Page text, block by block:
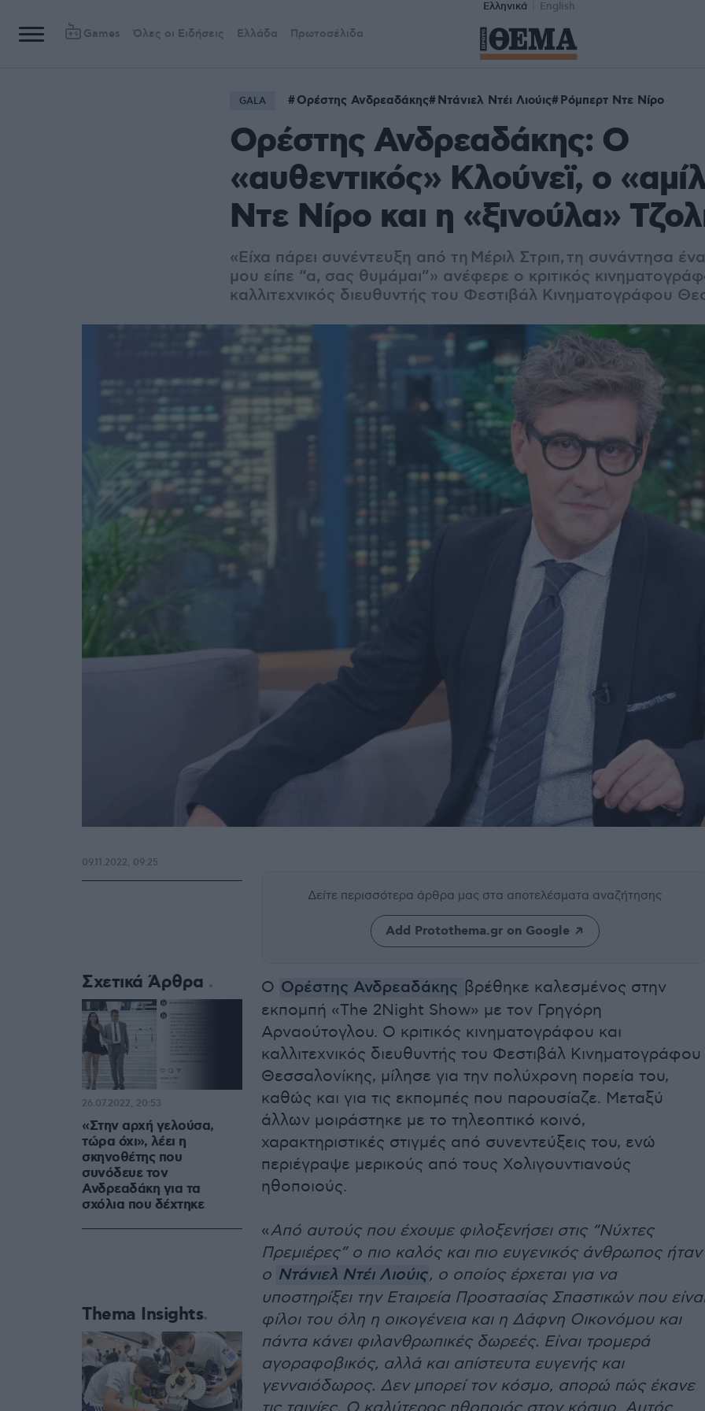
Ελληνικά English
Games Όλες οι Ειδήσεις Ελλάδα Πρωτοσέλιδα
GALA Ορέστης Ανδρεαδάκης Ντάνιελ Ντέι Λιούις Ρόμπερτ Ντε Νίρο
Ορέστης Ανδρεαδάκης: Ο
«αυθεντικός» Κλούνεϊ, ο
Ντε Νίρο και η «ξινούλα»
«Είχα πάρει συνέντευξη από τη Μέριλ Στριπ, τη συνάντησα
μου είπε “α, σας θυμάμαι”» ανέφερε ο κριτικός
καλλιτεχνικός διευθυντής του Φεστιβάλ Κινηματογράφου
Δείτε περισσότερα άρθρα μας στα αποτελέσματα αναζήτησης
Add Protothema.gr on Google
Ο Ορέστης Ανδρεαδάκης βρέθηκε καλεσμένος στην
εκπομπή «The 2Night Show» με τον Γρηγόρη
Αρναούτογλου. Ο κριτικός κινηματογράφου και
καλλιτεχνικός διευθυντής του Φεστιβάλ Κινηματογράφου
Θεσσαλονίκης, μίλησε για την πολύχρονη πορεία του,
καθώς και για τις εκπομπές που παρουσίαζε. Μεταξύ
άλλων μοιράστηκε με το τηλεοπτικό κοινό,
χαρακτηριστικές στιγμές από συνεντεύξεις του, ενώ
περιέγραψε μερικούς από τους Χολιγουντιανούς
ηθοποιούς.
«Από αυτούς που έχουμε φιλοξενήσει στις “Νύχτες
Πρεμιέρες” ο πιο καλός και πιο ευγενικός άνθρωπος ήταν
ο Ντάνιελ Ντέι Λιούις, ο οποίος έρχεται για να
υποστηρίξει την Εταιρεία Προστασίας Σπαστικών που
φίλοι του όλη η οικογένεια και η Δάφνη Οικονόμου και
πάντα κάνει φιλανθρωπικές δωρεές. Είναι τρομερά
αγοραφοβικός, αλλά και απίστευτα ευγενής και
γενναιόδωρος. Δεν μπορεί τον κόσμο, απορώ πώς έκανε
09.11.2022, 09:25
Σχετικά Άρθρα
«Στην αρχή γελούσα,
τώρα όχι», λέει η
σκηνοθέτης που
συνόδευε τον
Ανδρεαδάκη για τα
σχόλια που δέχτηκε
26.07.2022, 20:53
Thema Insights